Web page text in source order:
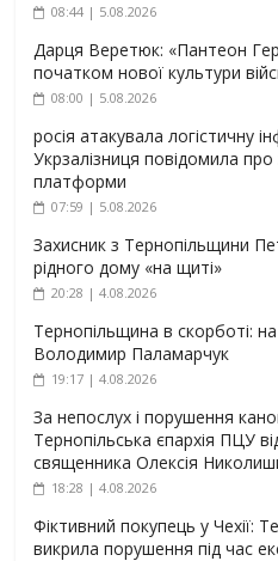
08:44 | 5.08.2026
Дарця Веретюк: «Пантеон
початком нової культури
08:00 | 5.08.2026
росія атакувала логістичну
Укрзалізниця повідомила про
платформи
07:59 | 5.08.2026
Захисник з Тернопільщини
рідного дому «на щиті»
20:28 | 4.08.2026
Тернопільщина в скорботі:
Володимир Паламарчук
19:17 | 4.08.2026
За непослух і порушення
Тернопільська єпархія ПЦУ
священника Олексія
18:28 | 4.08.2026
Фіктивний покупець у Чехії:
викрила порушення під час